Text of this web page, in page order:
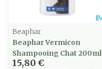
Beaphar
Beaphar Vermicon
Shampooing Chat 200ml
15,80 €